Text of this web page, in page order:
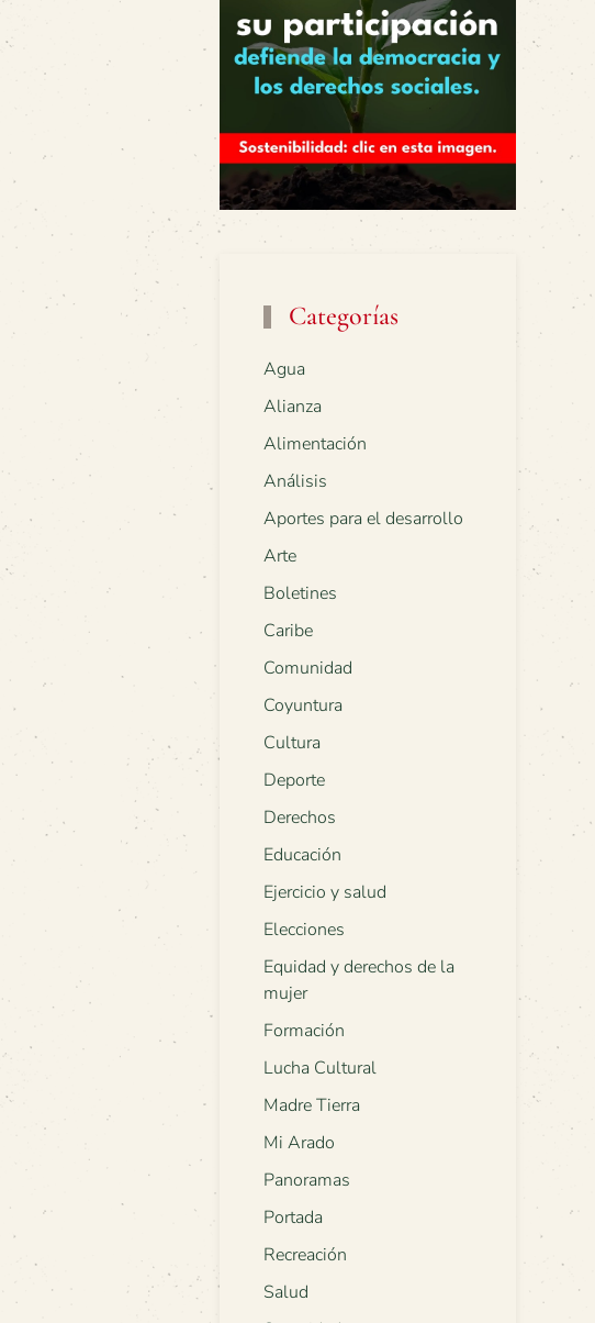
Categorías
Agua
Alianza
Alimentación
Análisis
Aportes para el desarrollo
Arte
Boletines
Caribe
Comunidad
Coyuntura
Cultura
Deporte
Derechos
Educación
Ejercicio y salud
Elecciones
Equidad y derechos de la
mujer
Formación
Lucha Cultural
Madre Tierra
Mi Arado
Panoramas
Portada
Recreación
Salud